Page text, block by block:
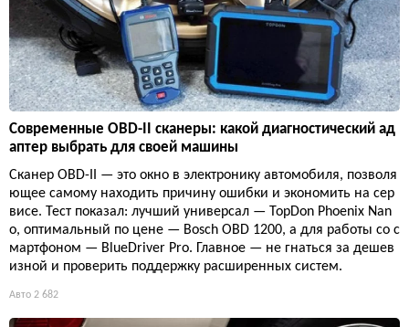
Современные OBD-II сканеры: какой диагностический ад
аптер выбрать для своей машины
Сканер OBD-II — это окно в электронику автомобиля, позволя
ющее самому находить причину ошибки и экономить на сер
висе. Тест показал: лучший универсал — TopDon Phoenix Nan
o, оптимальный по цене — Bosch OBD 1200, а для работы со с
мартфоном — BlueDriver Pro. Главное — не гнаться за дешев
изной и проверить поддержку расширенных систем.
Авто 2 682